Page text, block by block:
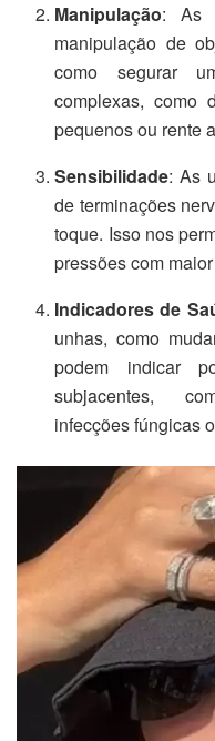
Manipulação: As
manipulação de
como segurar
complexas, como
pequenos ou rente
Sensibilidade: As
de terminações
toque. Isso nos
pressões com
Indicadores de
unhas, como
podem indicar
subjacentes,
infecções fúngicas